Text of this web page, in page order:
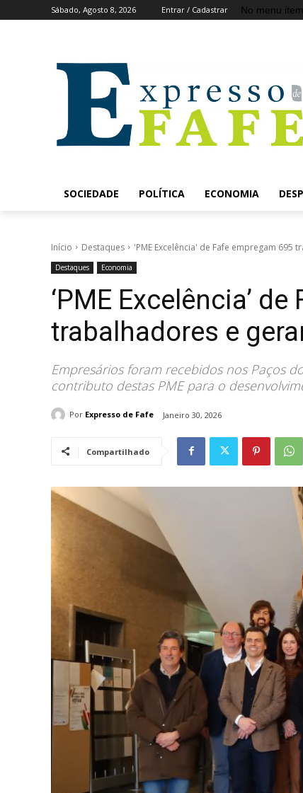
Sábado, Agosto 8, 2026 Entrar / Cadastrar No menu
SOCIEDADE POLÍTICA ECONOMIA
Início Destaques 'PME Excelência' de Fafe empregam 695
Destaques Economia
‘PME Excelência’
trabalhadores e
Empresários foram recebidos nos Paços
contributo destas PME para o
Por Expresso de Fafe Janeiro 30, 2026
Compartilhado